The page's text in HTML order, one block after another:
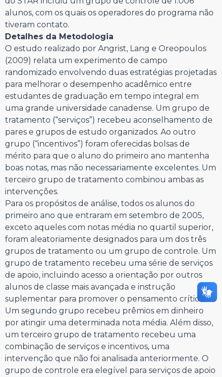
alunos, com os quais os operadores do programa não
tiveram contato.
Detalhes da Metodologia
O estudo realizado por Angrist, Lang e Oreopoulos
(2009) relata um experimento de campo
randomizado envolvendo duas estratégias projetadas
para melhorar o desempenho acadêmico entre
estudantes de graduação em tempo integral em
uma grande universidade canadense. Um grupo de
tratamento (“serviços”) recebeu aconselhamento de
pares e grupos de estudo organizados. Ao outro
grupo (“incentivos”) foram oferecidas bolsas de
mérito para que o aluno do primeiro ano mantenha
boas notas, mas não necessariamente excelentes. Um
terceiro grupo de tratamento combinou ambas as
intervenções.
Para os propósitos de análise, todos os alunos do
primeiro ano que entraram em setembro de 2005,
exceto aqueles com notas média no quartil superior,
foram aleatoriamente designados para um dos três
grupos de tratamento ou um grupo de controle. Um
grupo de tratamento recebeu uma série de serviços
de apoio, incluindo acesso a orientação por outros
alunos de classe mais avançada e instrução
suplementar para promover o pensamento crítico.
Um segundo grupo recebeu prêmios em dinheiro
por atingir uma determinada nota média. Além disso,
um terceiro grupo de tratamento recebeu uma
combinação de serviços e incentivos, uma
intervenção que não foi analisada anteriormente. O
grupo de controle era elegível para serviços de apoio